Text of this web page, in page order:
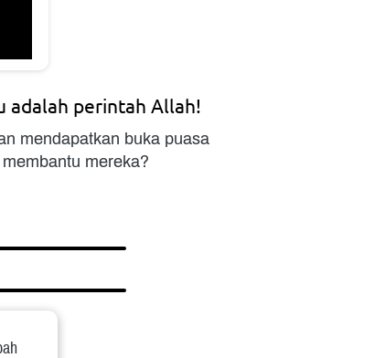
adalah perintah Allah!
mendapatkan buka puasa
mereka?